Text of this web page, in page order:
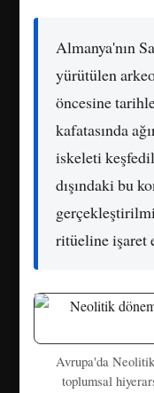
Almanya'nın
yürütülen
öncesine
kafatasında
iskeleti
dışındaki bu
ritüeline işaret
Avrupa'da Neolitik
toplumsal